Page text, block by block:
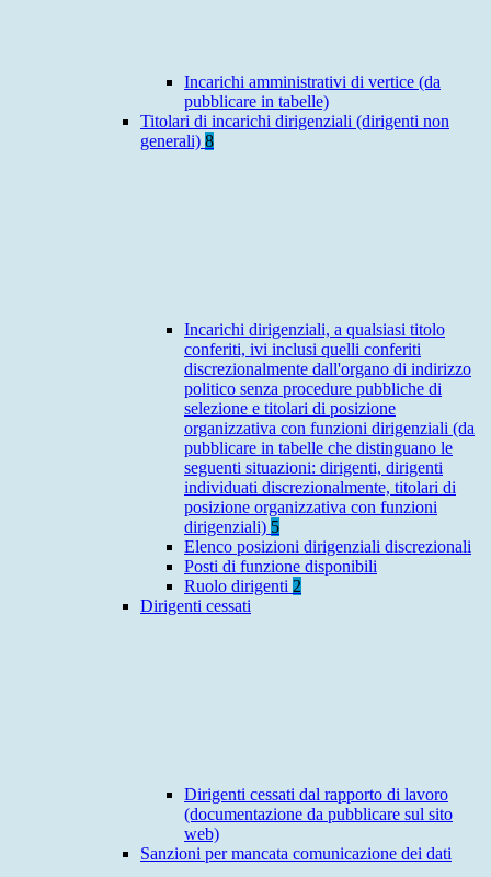
Incarichi amministrativi di vertice (da
pubblicare in tabelle)
Titolari di incarichi dirigenziali (dirigenti non
generali) 8
Incarichi dirigenziali, a qualsiasi titolo
conferiti, ivi inclusi quelli conferiti
discrezionalmente dall'organo di indirizzo
politico senza procedure pubbliche di
selezione e titolari di posizione
organizzativa con funzioni dirigenziali (da
pubblicare in tabelle che distinguano le
seguenti situazioni: dirigenti, dirigenti
individuati discrezionalmente, titolari di
posizione organizzativa con funzioni
dirigenziali) 5
Elenco posizioni dirigenziali discrezionali
Posti di funzione disponibili
Ruolo dirigenti 2
Dirigenti cessati
Dirigenti cessati dal rapporto di lavoro
(documentazione da pubblicare sul sito
web)
Sanzioni per mancata comunicazione dei dati